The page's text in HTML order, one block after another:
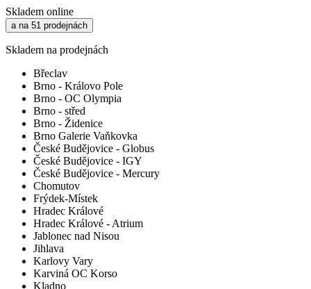
Skladem online
a na 51 prodejnách
Skladem na prodejnách
Břeclav
Brno - Královo Pole
Brno - OC Olympia
Brno - střed
Brno - Židenice
Brno Galerie Vaňkovka
České Budějovice - Globus
České Budějovice - IGY
České Budějovice - Mercury
Chomutov
Frýdek-Místek
Hradec Králové
Hradec Králové - Atrium
Jablonec nad Nisou
Jihlava
Karlovy Vary
Karviná OC Korso
Kladno